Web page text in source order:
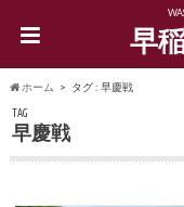
早
ホーム タグ : 早慶戦
TAG
早慶戦